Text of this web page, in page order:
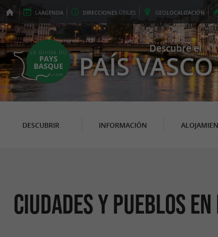
LAAGENDA DIRECCIONES ÚTILES GEOLOCALIZACIÓN
Descubre el
PAÍS VASCO
DESCUBRIR INFORMACIÓN
Ciudades y Pueblos